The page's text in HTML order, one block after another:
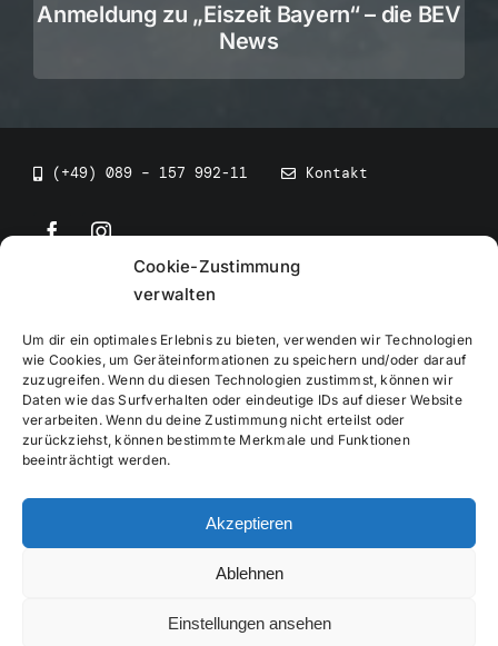
Cookie-Zustimmung
verwalten
Um dir ein optimales Erlebnis zu bieten, verwenden wir Technologien
wie Cookies, um Geräteinformationen zu speichern und/oder darauf
zuzugreifen. Wenn du diesen Technologien zustimmst, können wir
Daten wie das Surfverhalten oder eindeutige IDs auf dieser Website
verarbeiten. Wenn du deine Zustimmung nicht erteilst oder
zurückziehst, können bestimmte Merkmale und Funktionen
beeinträchtigt werden.
Akzeptieren
Ablehnen
Einstellungen ansehen
Anmeldung zu „Eiszeit Bayern“ – die BEV
News
(+49) 089 – 157 992-11 Kontakt
• BEV Bayerischer Eissportverband
Impressum
Datenschutzerklärung